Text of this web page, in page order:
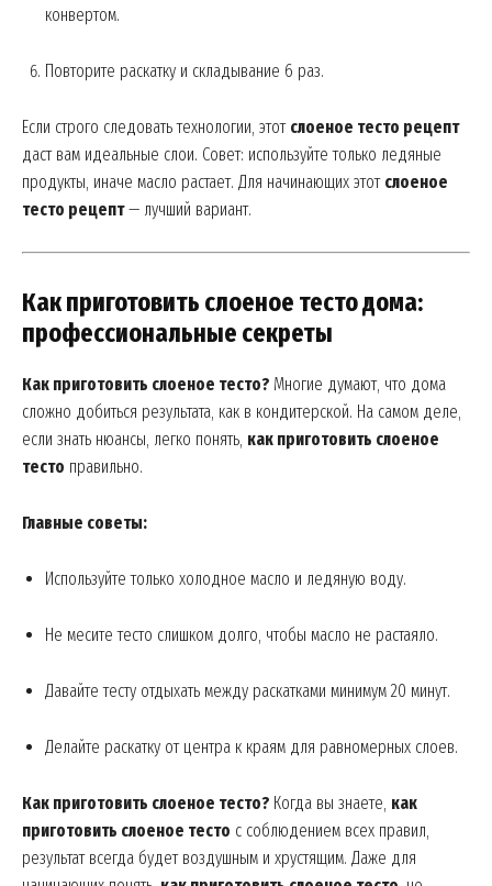
конвертом.
Повторите раскатку и складывание 6 раз.
Если строго следовать технологии, этот слоеное тесто рецепт
даст вам идеальные слои. Совет: используйте только ледяные
продукты, иначе масло растает. Для начинающих этот слоеное
тесто рецепт— лучший вариант.
Как приготовить слоеное тесто дома:
профессиональные секреты
Как приготовить слоеное тесто? Многие думают, что дома
сложно добиться результата, как в кондитерской. На самом деле,
если знать нюансы, легко понять, как приготовить слоеное
тесто правильно.
Главные советы:
Используйте только холодное масло и ледяную воду.
Не месите тесто слишком долго, чтобы масло не растаяло.
Давайте тесту отдыхать между раскатками минимум 20 минут.
Делайте раскатку от центра к краям для равномерных слоев.
Как приготовить слоеное тесто? Когда вы знаете, как
приготовить слоеное тесто с соблюдением всех правил,
результат всегда будет воздушным и хрустящим. Даже для